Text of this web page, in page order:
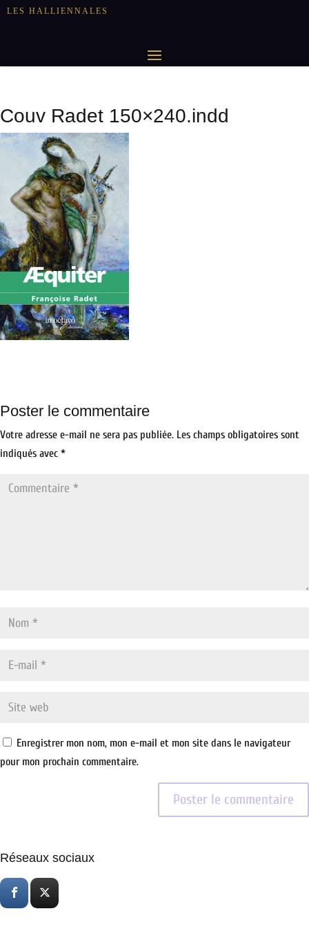
LES HALLIENNALES
Couv Radet 150×240.indd
Poster le commentaire
Votre adresse e-mail ne sera pas publiée. Les champs obligatoires sont
indiqués avec *
Enregistrer mon nom, mon e-mail et mon site dans le navigateur
pour mon prochain commentaire.
Réseaux sociaux